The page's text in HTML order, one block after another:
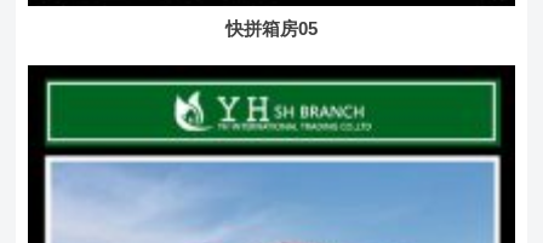
快拼箱房05